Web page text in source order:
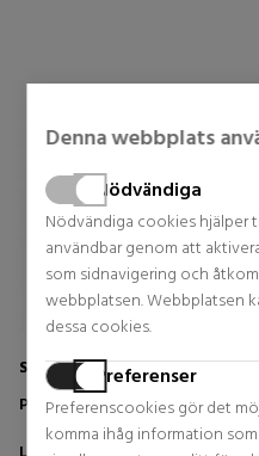
Denna webbplats
Nödvändiga
Nödvändiga cookies hjälper
användbar genom att
som sidnavigering och
webbplatsen. Webbplatsen
dessa cookies.
Preferenser
Preferenscookies gör det
komma ihåg information
SISLEY
PHYTO-ROUGE SHINE